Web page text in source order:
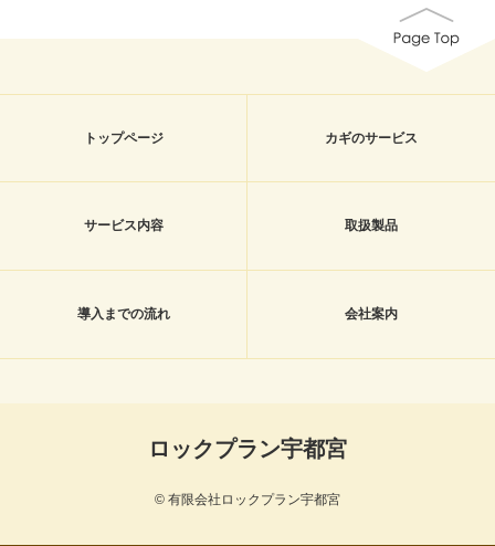
トップページ カギのサービス
サービス内容 取扱製品
導入までの流れ 会社案内
ロックプラン宇都宮
© 有限会社ロックプラン宇都宮